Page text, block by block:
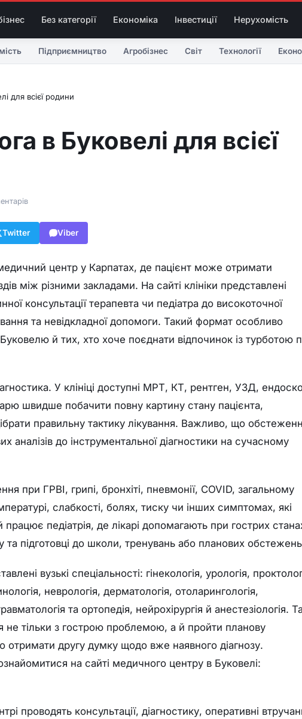
Без категорії Економіка Інвестиції Нерухомість
Підприємництво Агробізнес Світ Технології
для всієї родини
в Буковелі для всієї
Twitter Viber
центр у Карпатах, де пацієнт може отримати
між різними закладами. На сайті клініки представлені
консультації терапевта чи педіатра до високоточної
та невідкладної допомоги. Такий формат особливо
й тих, хто хоче поєднати відпочинок із турботою
У клініці доступні МРТ, КТ, рентген, УЗД,
швидше побачити повну картину стану пацієнта,
правильну тактику лікування. Важливо, що
аналізів до інструментальної діагностики на сучасному
при ГРВІ, грипі, бронхіті, пневмонії, COVID, загальному
слабкості, болях, тиску чи інших симптомах, які
педіатрія, де лікарі допомагають при гострих
та підготовці до школи, тренувань або планових
вузькі спеціальності: гінекологія, урологія,
неврологія, дерматологія, отоларингологія,
та ортопедія, нейрохірургія й анестезіологія.
не тільки з гострою проблемою, а й пройти планову
отримати другу думку щодо вже наявного діагнозу.
на сайті медичного центру в Буковелі:
проводять консультації, діагностику, оперативні